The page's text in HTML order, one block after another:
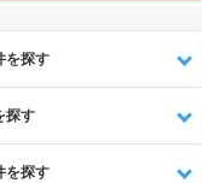
を探す
探す
を探す